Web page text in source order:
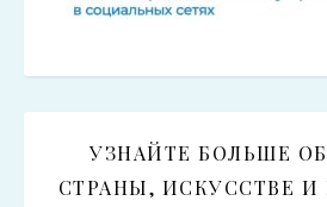
УЗНАЙТЕ БОЛЬШЕ
СТРАНЫ, ИСКУССТВЕ И